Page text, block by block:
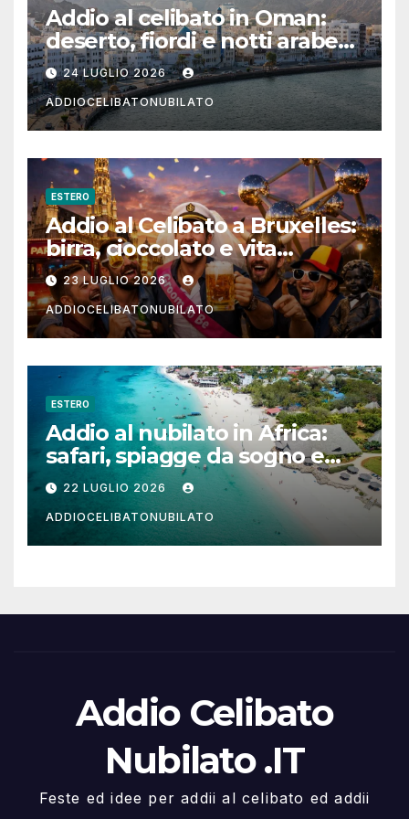
Addio al celibato in Oman:
deserto, fiordi e notti arabe
tra Muscat e Musandam
24 LUGLIO 2026
ADDIOCELIBATONUBILATO
ESTERO
Addio al Celibato a Bruxelles:
birra, cioccolato e vita
notturna per un weekend
indimenticabile
23 LUGLIO 2026
ADDIOCELIBATONUBILATO
ESTERO
Addio al nubilato in Africa:
safari, spiagge da sogno e
città magiche
22 LUGLIO 2026
ADDIOCELIBATONUBILATO
Addio Celibato
Nubilato .IT
Feste ed idee per addii al celibato ed addii